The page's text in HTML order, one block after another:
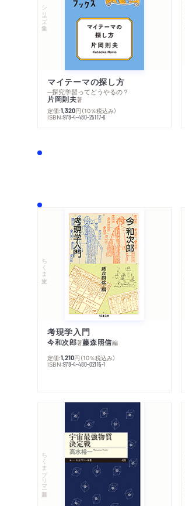
シリーズ・全集
マイテーマの探し方
─探究学習ってどうやるの？
片岡則夫著
定価:1,320円 （10％税込み）
ISBN:978-4-480-25117-6
ちくま文庫
考現学入門
今和次郎著藤森照信編
定価:1,210円 （10％税込み）
ISBN:978-4-480-02115-1
ちくまプリマー新書